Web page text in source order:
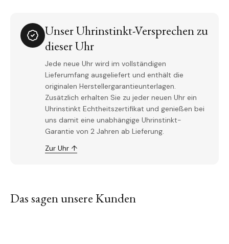
Unser Uhrinstinkt-Versprechen zu
dieser Uhr
Jede neue Uhr wird im vollständigen
Lieferumfang ausgeliefert und enthält die
originalen Herstellergarantieunterlagen.
Zusätzlich erhalten Sie zu jeder neuen Uhr ein
Uhrinstinkt Echtheitszertifikat und genießen bei
uns damit eine unabhängige Uhrinstinkt-
Garantie von 2 Jahren ab Lieferung.
Zur Uhr ↑
Das sagen unsere Kunden